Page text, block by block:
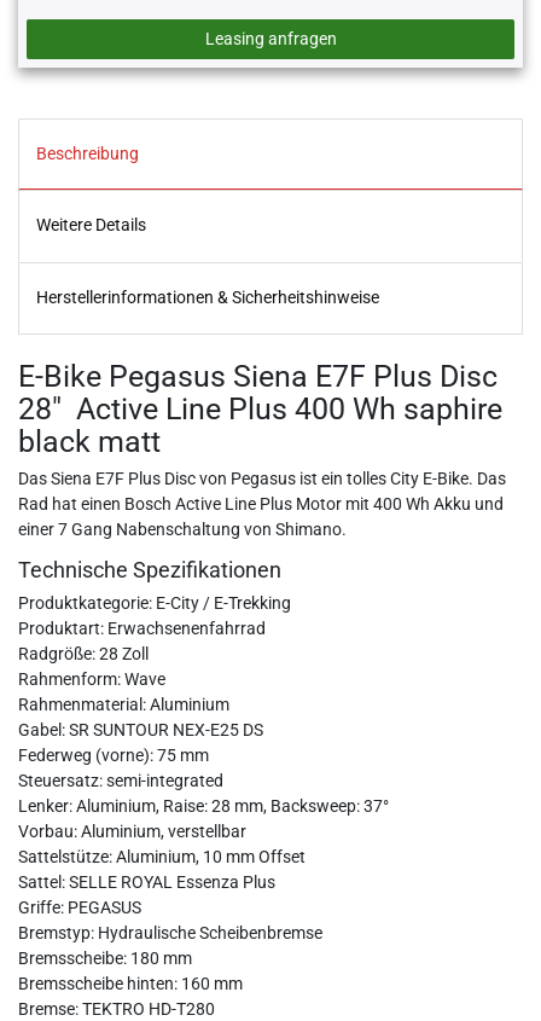
Leasing anfragen
Beschreibung
Weitere Details
Herstellerinformationen & Sicherheitshinweise
E-Bike Pegasus Siena E7F Plus Disc
28" Active Line Plus 400 Wh saphire
black matt
Das Siena E7F Plus Disc von Pegasus ist ein tolles City E-Bike. Das
Rad hat einen Bosch Active Line Plus Motor mit 400 Wh Akku und
einer 7 Gang Nabenschaltung von Shimano.
Technische Spezifikationen
Produktkategorie: E-City / E-Trekking
Produktart: Erwachsenenfahrrad
Radgröße: 28 Zoll
Rahmenform: Wave
Rahmenmaterial: Aluminium
Gabel: SR SUNTOUR NEX-E25 DS
Federweg (vorne): 75 mm
Steuersatz: semi-integrated
Lenker: Aluminium, Raise: 28 mm, Backsweep: 37°
Vorbau: Aluminium, verstellbar
Sattelstütze: Aluminium, 10 mm Offset
Sattel: SELLE ROYAL Essenza Plus
Griffe: PEGASUS
Bremstyp: Hydraulische Scheibenbremse
Bremsscheibe: 180 mm
Bremsscheibe hinten: 160 mm
Bremse: TEKTRO HD-T280